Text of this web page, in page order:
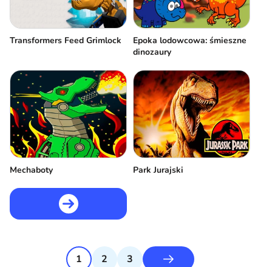
Transformers Feed Grimlock
Epoka lodowcowa: śmieszne
dinozaury
Mechaboty Park Jurajski
1 2 3